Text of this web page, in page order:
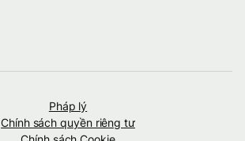
Pháp lý
Chính sách quyền riêng tư